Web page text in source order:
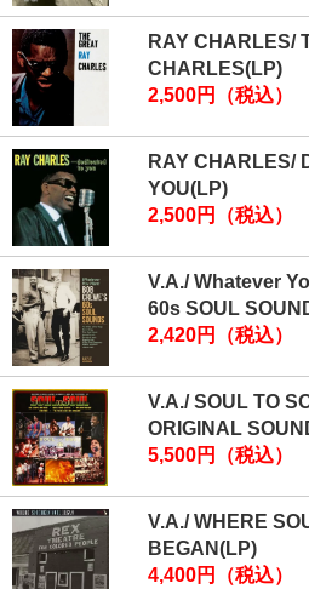
RAY CHARLES/
CHARLES(LP)
2,500円（税込）
RAY CHARLES/
YOU(LP)
2,500円（税込）
V.A./ Whatever
60s SOUL
2,420円（税込）
V.A./ SOUL TO
ORIGINAL
5,500円（税込）
V.A./ WHERE
BEGAN(LP)
4,400円（税込）